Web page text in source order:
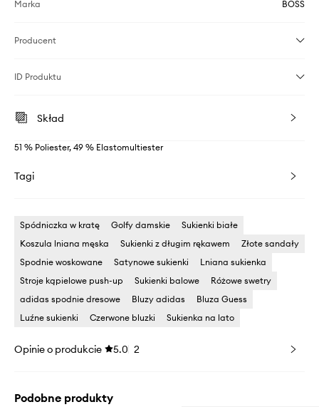
Marka BOSS
Producent
ID Produktu
Skład
51 % Poliester, 49 % Elastomultiester
Tagi
Spódniczka w kratę Golfy damskie
Sukienki białe
Koszula lniana męska
Sukienki z długim rękawem
Złote sandały
Spodnie woskowane
Satynowe sukienki
Lniana sukienka
Stroje kąpielowe push-up
Sukienki balowe
Różowe swetry
adidas spodnie dresowe
Bluzy adidas
Bluza Guess
Luźne sukienki
Czerwone bluzki Sukienka na lato
Opinie o produkcie 5.0 2
Podobne produkty